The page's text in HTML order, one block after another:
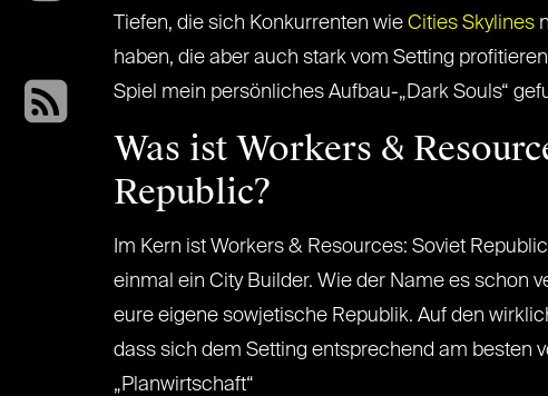
Tiefen, die sich Konkurrenten wie Cities Skylines
haben, die aber auch stark vom Setting
Spiel mein persönliches Aufbau-„Dark Souls“
Was ist Workers &
Republic?
Im Kern ist Workers & Resources: Soviet
einmal ein City Builder. Wie der Name es schon
eure eigene sowjetische Republik. Auf den
dass sich dem Setting entsprechend am besten
„Planwirtschaft“